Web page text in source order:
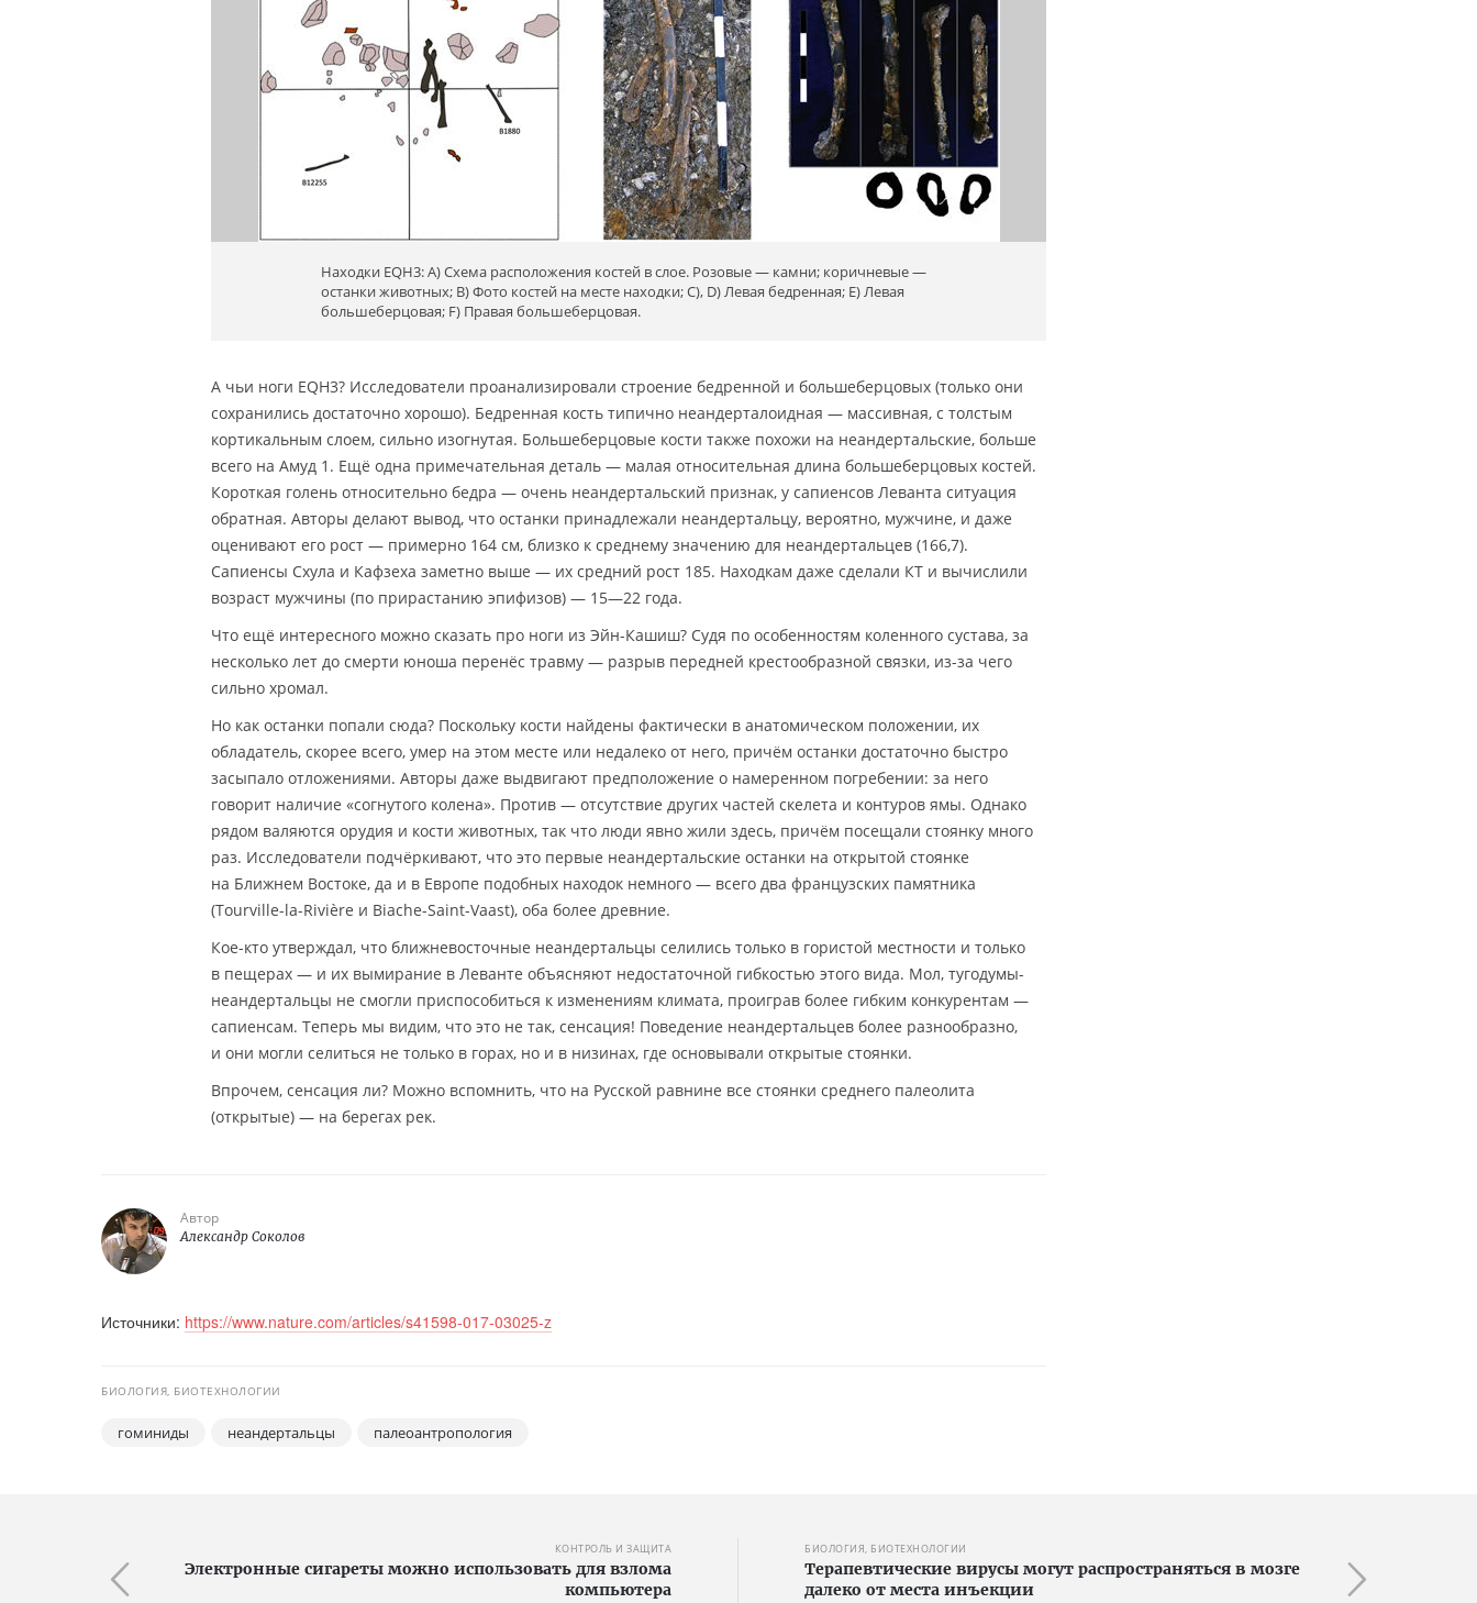
Находки EQH3: A) Схема расположения костей в слое. Розовые — камни; коричневые —
останки животных; B) Фото костей на месте находки; C), D) Левая бедренная; Е) Левая
большеберцовая; F) Правая большеберцовая.
А чьи ноги EQH3? Исследователи проанализировали строение бедренной и большеберцовых (только они
сохранились достаточно хорошо). Бедренная кость типично неандерталоидная — массивная, с толстым
кортикальным слоем, сильно изогнутая. Большеберцовые кости также похожи на неандертальские, больше
всего на Амуд 1. Ещё одна примечательная деталь — малая относительная длина большеберцовых костей.
Короткая голень относительно бедра — очень неандертальский признак, у сапиенсов Леванта ситуация
обратная. Авторы делают вывод, что останки принадлежали неандертальцу, вероятно, мужчине, и даже
оценивают его рост — примерно 164 см, близко к среднему значению для неандертальцев (166,7).
Сапиенсы Схула и Кафзеха заметно выше — их средний рост 185. Находкам даже сделали КТ и вычислили
возраст мужчины (по прирастанию эпифизов) — 15—22 года.
Что ещё интересного можно сказать про ноги из Эйн-Кашиш? Судя по особенностям коленного сустава, за
несколько лет до смерти юноша перенёс травму — разрыв передней крестообразной связки, из-за чего
сильно хромал.
Но как останки попали сюда? Поскольку кости найдены фактически в анатомическом положении, их
обладатель, скорее всего, умер на этом месте или недалеко от него, причём останки достаточно быстро
засыпало отложениями. Авторы даже выдвигают предположение о намеренном погребении: за него
говорит наличие «согнутого колена». Против — отсутствие других частей скелета и контуров ямы. Однако
рядом валяются орудия и кости животных, так что люди явно жили здесь, причём посещали стоянку много
раз. Исследователи подчёркивают, что это первые неандертальские останки на открытой стоянке
на Ближнем Востоке, да и в Европе подобных находок немного — всего два французских памятника
(Tourville-la-Rivière и Biache-Saint-Vaast), оба более древние.
Кое-кто утверждал, что ближневосточные неандертальцы селились только в гористой местности и только
в пещерах — и их вымирание в Леванте объясняют недостаточной гибкостью этого вида. Мол, тугодумы-
неандертальцы не смогли приспособиться к изменениям климата, проиграв более гибким конкурентам —
сапиенсам. Теперь мы видим, что это не так, сенсация! Поведение неандертальцев более разнообразно,
и они могли селиться не только в горах, но и в низинах, где основывали открытые стоянки.
Впрочем, сенсация ли? Можно вспомнить, что на Русской равнине все стоянки среднего палеолита
(открытые) — на берегах рек.
Автор
Александр Соколов
Источники: https://www.nature.com/articles/s41598-017-03025-z
БИОЛОГИЯ, БИОТЕХНОЛОГИИ
гоминиды неандертальцы палеоантропология
КОНТРОЛЬ И ЗАЩИТА
Электронные сигареты можно использовать для взлома
компьютера
БИОЛОГИЯ, БИОТЕХНОЛОГИИ
Терапевтические вирусы могут распространяться в мозге
далеко от места инъекции